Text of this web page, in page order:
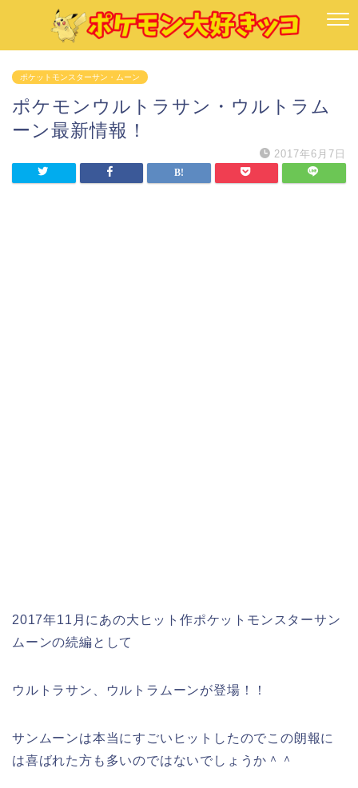
ポケットモンスターサン・ムーン
ポケモンウルトラサン・ウルトラム
ーン最新情報！
2017年6月7日
2017年11月にあの大ヒット作ポケットモンスターサン
ムーンの続編として
ウルトラサン、ウルトラムーンが登場！！
サンムーンは本当にすごいヒットしたのでこの朗報に
は喜ばれた方も多いのではないでしょうか＾＾